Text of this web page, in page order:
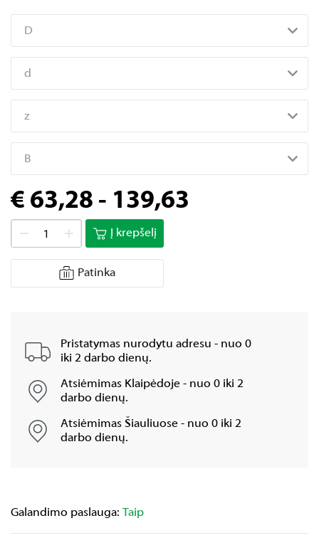
D
d
z
B
€ 63,28 - 139,63
Į krepšelį
Patinka
Pristatymas nurodytu adresu - nuo 0
iki 2 darbo dienų.
Atsiėmimas Klaipėdoje - nuo 0 iki 2
darbo dienų.
Atsiėmimas Šiauliuose - nuo 0 iki 2
darbo dienų.
Galandimo paslauga: Taip